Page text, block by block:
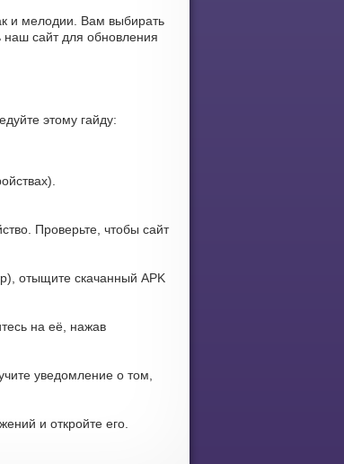
и мелодии. Вам выбирать
наш сайт для обновления
этому гайду:
Проверьте, чтобы сайт
отыщите скачанный APK
на её, нажав
уведомление о том,
и откройте его.